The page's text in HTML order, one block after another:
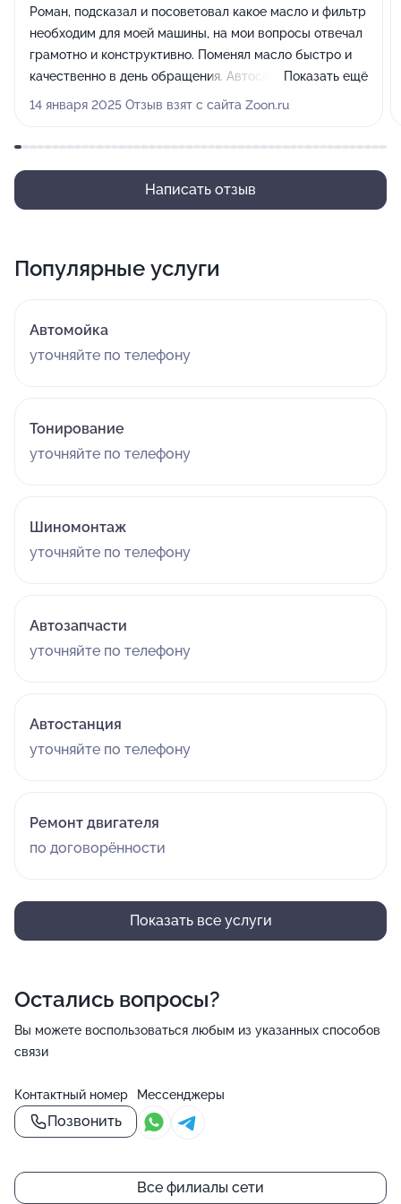
Роман, подсказал и посоветовал какое масло и фильтр
необходим для моей машины, на мои вопросы отвечал
грамотно и конструктивно. Поменял масло быстро и
качественно в день обращения. Автосервис очень
чистый, приятно находиться. Спасибо за проделанную
Показать ещё
14 января 2025 Отзыв взят с сайта Zoon.ru
Написать отзыв
Популярные услуги
Автомойка
уточняйте по телефону
Тонирование
уточняйте по телефону
Шиномонтаж
уточняйте по телефону
Автозапчасти
уточняйте по телефону
Автостанция
уточняйте по телефону
Ремонт двигателя
по договорённости
Показать все услуги
Остались вопросы?
Вы можете воспользоваться любым из указанных способов
связи
Контактный номер
Позвонить
Мессенджеры
Все филиалы сети